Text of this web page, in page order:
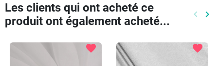
Les clients qui ont acheté ce
produit ont également acheté...
keyboard_arrow_left keyboard_arrow_right
favorite favorite